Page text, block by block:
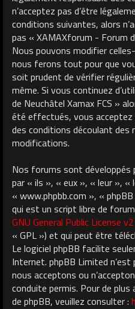
n’acceptez pas d’être
conditions suivantes, alors
pas « XAMAXforum - Forum
Nous pouvons modifier
nous ferons tout pour que
soit prudent de vérifier
même. Si vous continuez
de Neuchâtel Xamax FCS »
été effectués, vous acceptez
des conditions découlant des
modifications.
Nos forums sont développés
par « ils », « eux », « leur », «
« www.phpbb.com », «
qui est un script libre de
GNU General Public License v2
« GPL ») et qui peut être
Le logiciel phpBB facilite
Internet. phpBB Limited n’est
nous acceptons ou
conduite permis. Pour de
de phpBB, veuillez consulter :